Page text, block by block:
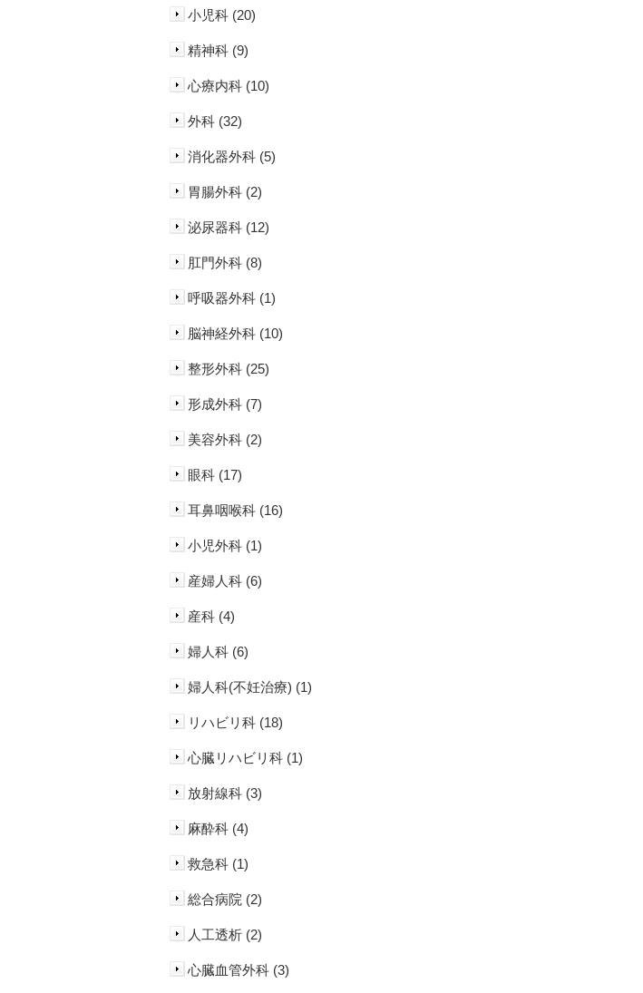
小児科 (20)
精神科 (9)
心療内科 (10)
外科 (32)
消化器外科 (5)
胃腸外科 (2)
泌尿器科 (12)
肛門外科 (8)
呼吸器外科 (1)
脳神経外科 (10)
整形外科 (25)
形成外科 (7)
美容外科 (2)
眼科 (17)
耳鼻咽喉科 (16)
小児外科 (1)
産婦人科 (6)
産科 (4)
婦人科 (6)
婦人科(不妊治療) (1)
リハビリ科 (18)
心臓リハビリ科 (1)
放射線科 (3)
麻酔科 (4)
救急科 (1)
総合病院 (2)
人工透析 (2)
心臓血管外科 (3)